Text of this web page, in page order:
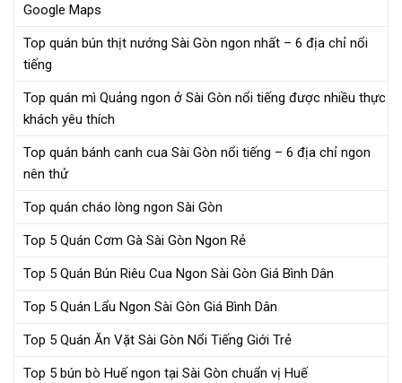
Google Maps
Top quán bún thịt nướng Sài Gòn ngon nhất – 6 địa chỉ nổi
tiếng
Top quán mì Quảng ngon ở Sài Gòn nổi tiếng được nhiều thực
khách yêu thích
Top quán bánh canh cua Sài Gòn nổi tiếng – 6 địa chỉ ngon
nên thử
Top quán cháo lòng ngon Sài Gòn
Top 5 Quán Cơm Gà Sài Gòn Ngon Rẻ
Top 5 Quán Bún Riêu Cua Ngon Sài Gòn Giá Bình Dân
Top 5 Quán Lẩu Ngon Sài Gòn Giá Bình Dân
Top 5 Quán Ăn Vặt Sài Gòn Nổi Tiếng Giới Trẻ
Top 5 bún bò Huế ngon tại Sài Gòn chuẩn vị Huế